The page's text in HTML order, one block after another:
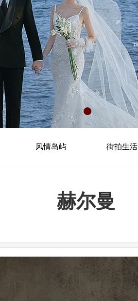
风情岛屿 街拍生活
赫尔曼